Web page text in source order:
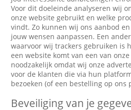
Voor dit doeleinde analyseren wij
onze website gebruikt en welke
vindt. Zo kunnen wij ons aanbod
jouw wensen aanpassen. Een
waarvoor wij trackers gebruiken is
een website komt van een van
noodzakelijk omdat wij onze
voor de klanten die via hun
bezoeken (of een bestelling op ons
Beveiliging van je